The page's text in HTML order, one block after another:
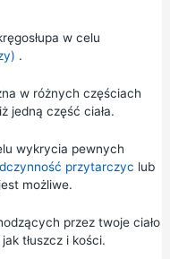
w celu
.
w różnych częściach
jedną część ciała.
wykrycia pewnych
przytarczyc lub
możliwe.
przez twoje ciało
tłuszcz i kości.